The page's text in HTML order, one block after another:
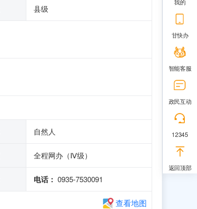
县级
自然人
全程网办（Ⅳ级）
电话： 0935-7530091
查看地图
我的
甘快办
智能客服
政民互动
12345
返回顶部